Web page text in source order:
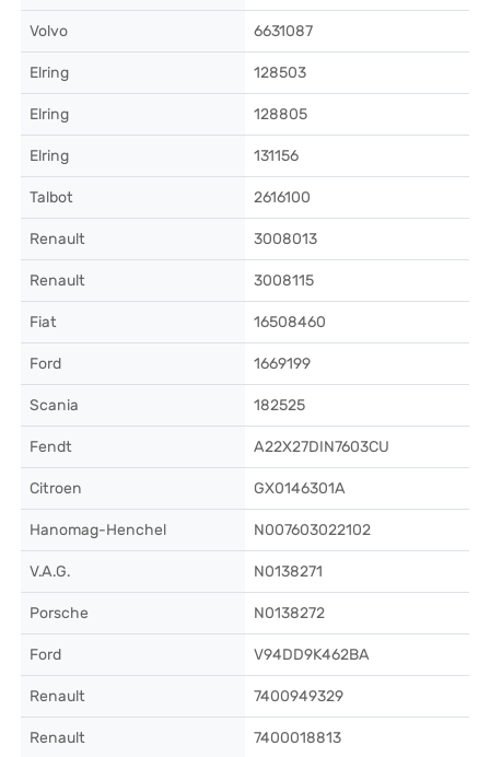
Volvo 6631087
Elring 128503
Elring 128805
Elring 131156
Talbot 2616100
Renault 3008013
Renault 3008115
Fiat 16508460
Ford 1669199
Scania 182525
Fendt A22X27DIN7603CU
Citroen GX0146301A
Hanomag-Henchel N007603022102
V.A.G. N0138271
Porsche N0138272
Ford V94DD9K462BA
Renault 7400949329
Renault 7400018813